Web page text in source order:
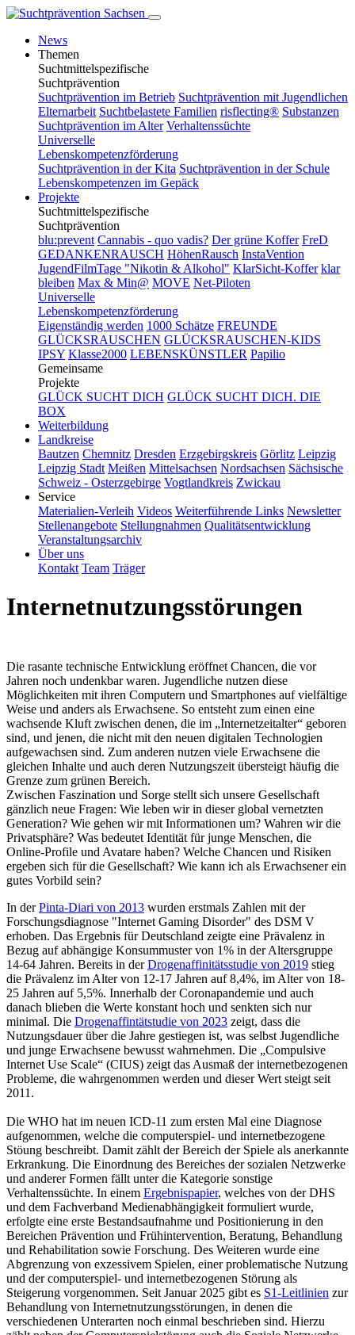
News
Themen
Suchtmittelspezifische
Suchtprävention
Suchtprävention im Betrieb Suchtprävention mit Jugendlichen
Elternarbeit Suchtbelastete Familien risflecting® Substanzen
Suchtprävention im Alter Verhaltenssüchte
Universelle
Lebenskompetenzförderung
Suchtprävention in der Kita Suchtprävention in der Schule
Lebenskompetenzen im Gepäck
Projekte
Suchtmittelspezifische
Suchtprävention
blu:prevent Cannabis - quo vadis? Der grüne Koffer FreD
GEDANKENRAUSCH HöhenRausch InstaVention
JugendFilmTage "Nikotin & Alkohol" KlarSicht-Koffer klar
bleiben Max & Min@ MOVE Net-Piloten
Universelle
Lebenskompetenzförderung
Eigenständig werden 1000 Schätze FREUNDE
GLÜCKSRAUSCHEN GLÜCKSRAUSCHEN-KIDS
IPSY Klasse2000 LEBENSKÜNSTLER Papilio
Gemeinsame
Projekte
GLÜCK SUCHT DICH GLÜCK SUCHT DICH. DIE
BOX
Weiterbildung
Landkreise
Bautzen Chemnitz Dresden Erzgebirgskreis Görlitz Leipzig
Leipzig Stadt Meißen Mittelsachsen Nordsachsen Sächsische
Schweiz - Osterzgebirge Vogtlandkreis Zwickau
Service
Materialien-Verleih Videos Weiterführende Links Newsletter
Stellenangebote Stellungnahmen Qualitätsentwicklung
Veranstaltungsarchiv
Über uns
Kontakt Team Träger
Internetnutzungsstörungen
Die rasante technische Entwicklung eröffnet Chancen, die vor
Jahren noch undenkbar waren. Jugendliche nutzen diese
Möglichkeiten mit ihren Computern und Smartphones auf vielfältige
Weise und anders als Erwachsene. So entsteht zum einen eine
wachsende Kluft zwischen denen, die im „Internetzeitalter“ geboren
sind, und jenen, die nicht mit den neuen digitalen Technologien
aufgewachsen sind. Zum anderen nutzen viele Erwachsene die
gleichen Inhalte und auch deren Nutzungszeit übersteigt häufig die
Grenze zum grünen Bereich.
Zwischen Faszination und Sorge stellt sich unsere Gesellschaft
gänzlich neue Fragen: Wie leben wir in dieser global vernetzten
Generation? Wie gehen wir mit Informationen um? Wahren wir die
Privatsphäre? Was bedeutet Identität für junge Menschen, die
Online-Profile und Avatare haben? Welche Chancen und Risiken
ergeben sich für die Gesellschaft? Wie kann ich als Erwachsener ein
gutes Vorbild sein?
In derPinta-Diari von 2013 wurden erstmals Zahlen mit der
Forschungsdiagnose "Internet Gaming Disorder" des DSM V
erhoben. Das Ergebnis für Deutschland zeigte eine Prävalenz in
Bezug auf abhängige Konsummuster von 1% in der Altersgruppe
14-64 Jahren. Bereits in derDrogenaffinitätsstudie von 2019 stieg
die Prävalenz im Alter von 12-17 Jahren auf 8,4%, im Alter von 18-
25 Jahren auf 5,5%. Innerhalb der Coronapandemie und auch
danach blieben die Werte konstant hoch und senkten sich nur
minimal. Die Drogenaffintätstudie von 2023 zeigt, dass die
Nutzungsdauer über die Jahre gestiegen ist, was selbst Jugendliche
und junge Erwachsene bewusst wahrnehmen. Die „Compulsive
Internet Use Scale“ (CIUS) zeigt das Ausmaß der internetbezogenen
Probleme, die wahrgenommen werden und dieser Wert steigt seit
2011.
Die WHO hat im neuen ICD-11 zum ersten Mal eine Diagnose
aufgenommen, welche die computerspiel- und internetbezogene
Stöung beschreibt. Damit zählt der Bereich der Spiele als anerkannte
Erkrankung. Die Einordnung des Bereiches der sozialen Netzwerke
und anderer Formen fällt unter die Kategorie sonstige
Verhaltenssüchte. In einem Ergebnispapier, welches von der DHS
und dem Fachverband Medienabhängigkeit formuliert wurde,
erfolgte eine erste Bestandsaufnahme und Positionierung in den
Bereichen Prävention und Frühintervention, Beratung, Behandlung
und Rehabilitation sowie Forschung. Des Weiteren wurde eine
Abgrenzung von exzessivem Spielen, einer problematische Nutzung
und der computerspiel- und internetbezogenen Störung als
Steigerung vorgenommen. Seit Januar 2025 gibt es S1-Leitlinien zur
Behandlung von Internetnutzungsstörungen, in denen die
verschiedenen Unterarten noch einmal beschrieben sind. Hierzu